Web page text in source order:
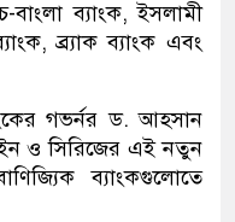
বাংলা ব্যাংক, ইসলামী
ব্র্যাক ব্যাংক এবং
গভর্নর ড. আহসান
ও সিরিজের এই নতুন
ব্যাংকগুলোতে